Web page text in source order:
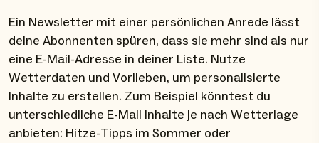
Ein Newsletter mit einer persönlichen Anrede lässt
deine Abonnenten spüren, dass sie mehr sind als nur
eine E-Mail-Adresse in deiner Liste. Nutze
Wetterdaten und Vorlieben, um personalisierte
Inhalte zu erstellen. Zum Beispiel könntest du
unterschiedliche E-Mail Inhalte je nach Wetterlage
anbieten: Hitze-Tipps im Sommer oder